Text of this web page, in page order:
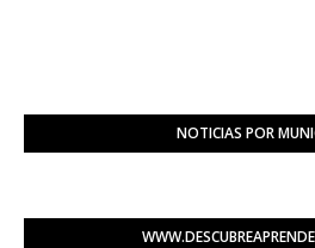
NOTICIAS POR